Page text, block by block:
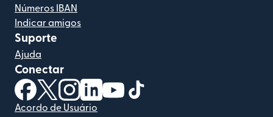
Números IBAN
Indicar amigos
Suporte
Ajuda
Conectar
(abre em uma nova janela)
(abre em uma nova janela)
(abre em uma nova janela)
(abre em uma nova janela)
(abre em uma nova janela)
Acordo de Usuário